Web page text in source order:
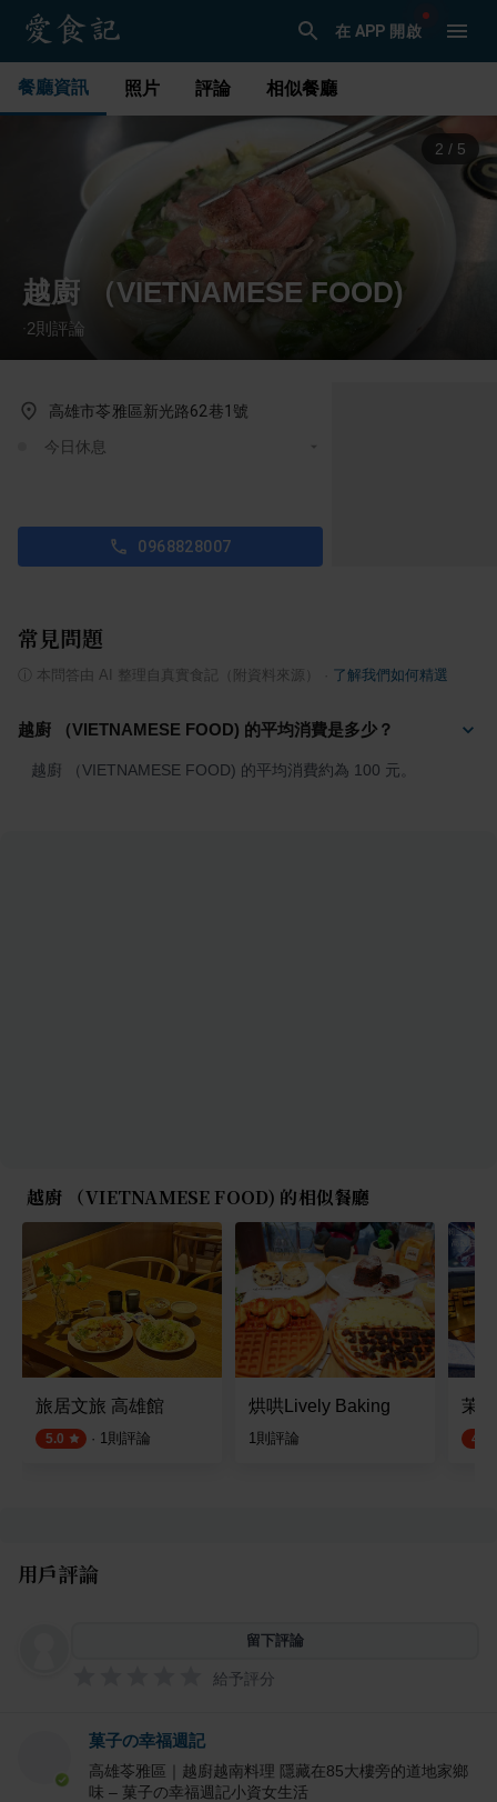
在 APP 開啟
餐廳資訊 照片 評論 相似餐廳
3 / 5
越廚 （VIETNAMESE FOOD)
·2 則評論
高雄市苓雅區新光路62巷1號
今日休息
0968828007
常見問題
本問答由 AI 整理自真實食記（附資料來源） 了解我們如何精選
越廚 （VIETNAMESE FOOD) 的平均消費是多少？
越廚 （VIETNAMESE FOOD) 的平均消費約為 100 元。
越廚 （VIETNAMESE FOOD) 的相似餐廳
旅居文旅 高雄館
5.0 · 1則評論
烘哄Lively Baking
1則評論
茉
4.5
用戶評論
留下評論
給予評分
菓子の幸福週記
高雄苓雅區｜越廚越南料理 隱藏在85大樓旁的道地家鄉
味 – 菓子の幸福週記小資女生活